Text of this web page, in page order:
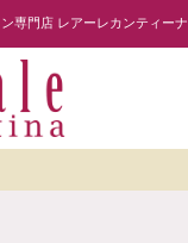
す
専門店 レアーレカンティーナ